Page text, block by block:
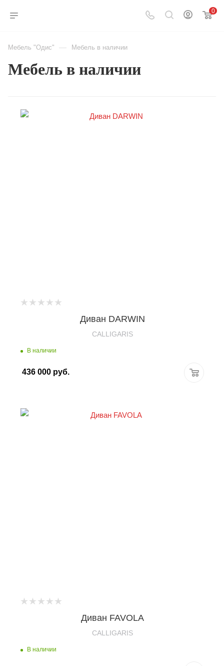
0
Мебель "Одис" — Мебель в наличии
Мебель в наличии
Диван DARWIN
CALLIGARIS
В наличии
436 000 руб.
Диван FAVOLA
CALLIGARIS
В наличии